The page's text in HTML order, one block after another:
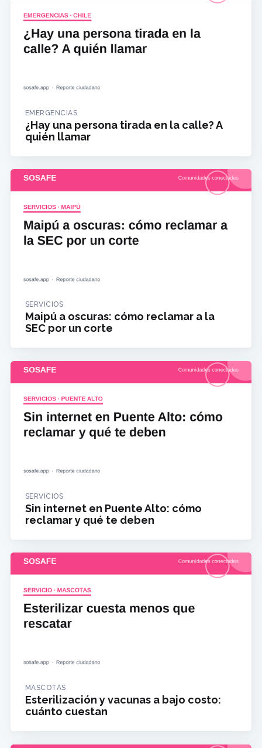
EMERGENCIAS
¿Hay una persona tirada en la calle? A
quién llamar
SERVICIOS
Maipú a oscuras: cómo reclamar a la
SEC por un corte
SERVICIOS
Sin internet en Puente Alto: cómo
reclamar y qué te deben
MASCOTAS
Esterilización y vacunas a bajo costo:
cuánto cuestan